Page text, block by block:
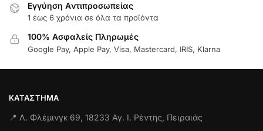
Εγγύηση Aντιπροσωπείας
1 έως 6 χρόνια σε όλα τα προϊόντα
100% Ασφαλείς Πληρωμές
Google Pay, Apple Pay, Visa, Mastercard, IRIS, Klarna
ΚΑΤΆΣΤΗΜΑ
📍 Λ. Φλέμινγκ 69, 18233 Αγ. Ι. Ρέντης, Πειραιάς